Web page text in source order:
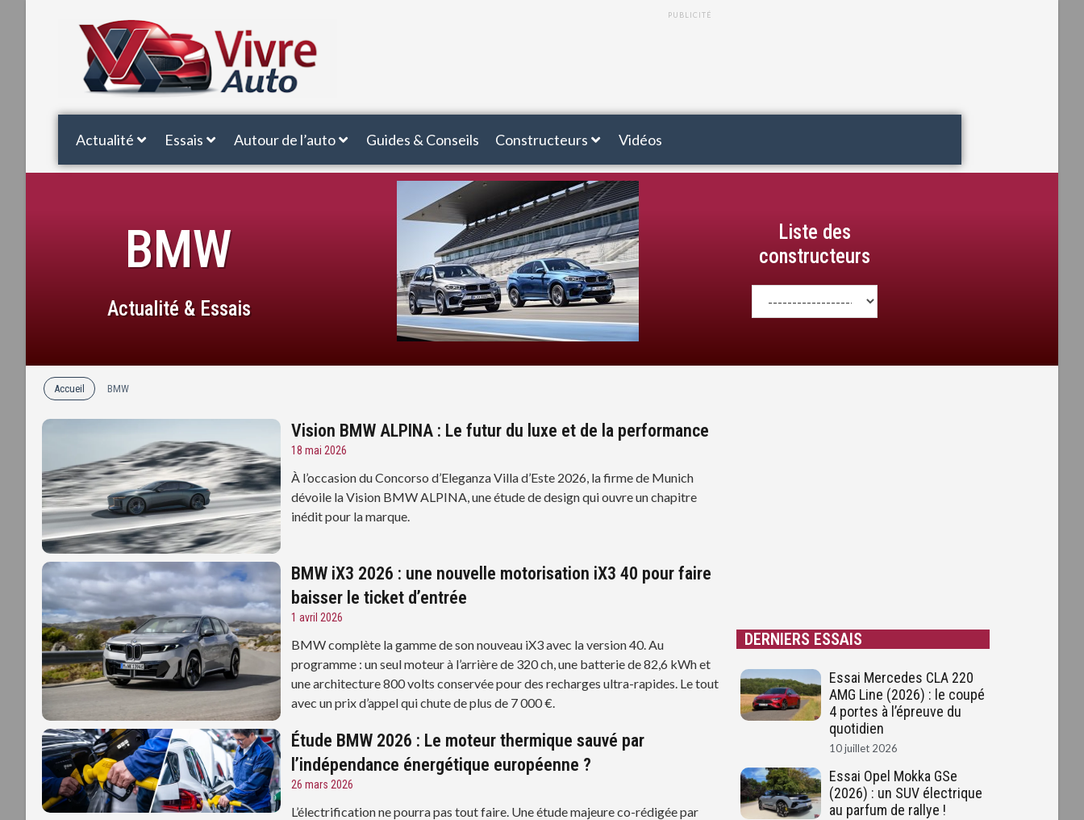
PUBLICITÉ
Actualité Essais Autour de l’auto Guides & Conseils Constructeurs Vidéos
BMW
Actualité & Essais
Liste des
constructeurs
Accueil BMW
Vision BMW ALPINA : Le futur du luxe et de la performance
18 mai 2026
À l’occasion du Concorso d’Eleganza Villa d’Este 2026, la firme de Munich
dévoile la Vision BMW ALPINA, une étude de design qui ouvre un chapitre
inédit pour la marque.
BMW iX3 2026 : une nouvelle motorisation iX3 40 pour faire
baisser le ticket d’entrée
1 avril 2026
BMW complète la gamme de son nouveau iX3 avec la version 40. Au
programme : un seul moteur à l’arrière de 320 ch, une batterie de 82,6 kWh et
une architecture 800 volts conservée pour des recharges ultra-rapides. Le tout
avec un prix d’appel qui chute de plus de 7 000 €.
Étude BMW 2026 : Le moteur thermique sauvé par
l’indépendance énergétique européenne ?
26 mars 2026
L’électrification ne pourra pas tout faire. Une étude majeure co-rédigée par
DERNIERS ESSAIS
Essai Mercedes CLA 220
AMG Line (2026) : le coupé
4 portes à l’épreuve du
quotidien
10 juillet 2026
Essai Opel Mokka GSe
(2026) : un SUV électrique
au parfum de rallye !